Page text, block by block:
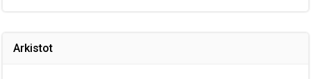
Arkistot